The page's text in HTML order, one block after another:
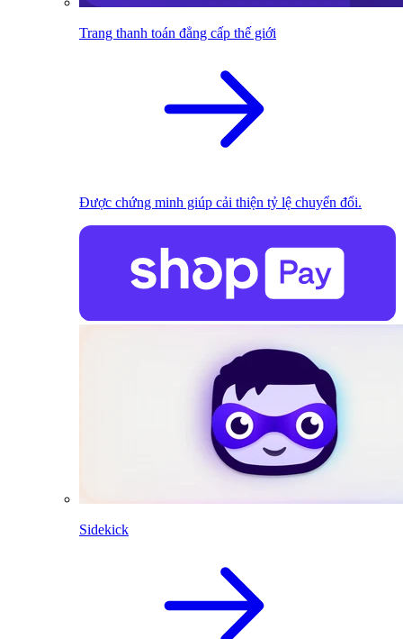
Trang thanh toán đẳng cấp thế giới
Được chứng minh giúp cải thiện tỷ lệ chuyển đổi.
Sidekick